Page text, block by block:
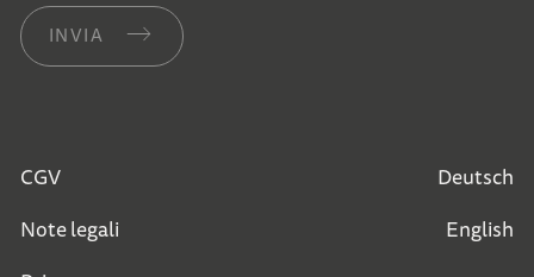
INVIA
CGV
Note legali
Deutsch
English